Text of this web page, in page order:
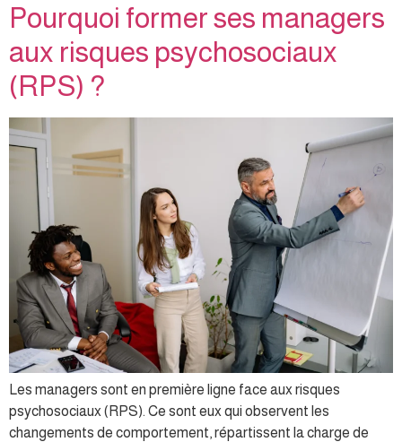
Pourquoi former ses managers
aux risques psychosociaux
(RPS) ?
Les managers sont en première ligne face aux risques
psychosociaux (RPS). Ce sont eux qui observent les
changements de comportement, répartissent la charge de